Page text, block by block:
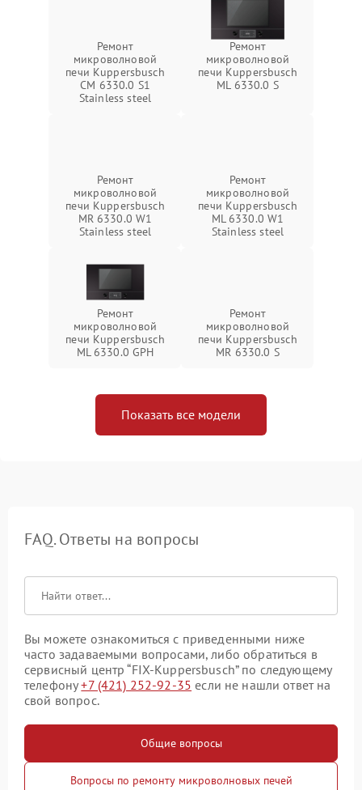
Ремонт
микроволновой
печи Kuppersbusch
CM 6330.0 S1
Stainless steel
Ремонт
микроволновой
печи Kuppersbusch
ML 6330.0 S
Ремонт
микроволновой
печи Kuppersbusch
MR 6330.0 W1
Stainless steel
Ремонт
микроволновой
печи Kuppersbusch
ML 6330.0 W1
Stainless steel
Ремонт
микроволновой
печи Kuppersbusch
ML 6330.0 GPH
Ремонт
микроволновой
печи Kuppersbusch
MR 6330.0 S
Показать все модели
FAQ. Ответы на вопросы
Вы можете ознакомиться с приведенными ниже
часто задаваемыми вопросами, либо обратиться в
сервисный центр “FIX-Kuppersbusch” по следующему
телефону+7 (421) 252-92-35 если не нашли ответ на
свой вопрос.
Общие вопросы
Вопросы по ремонту микроволновых печей